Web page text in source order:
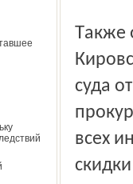
Также ответчик ссылался на то, что еще в 2000 году
суда
всех